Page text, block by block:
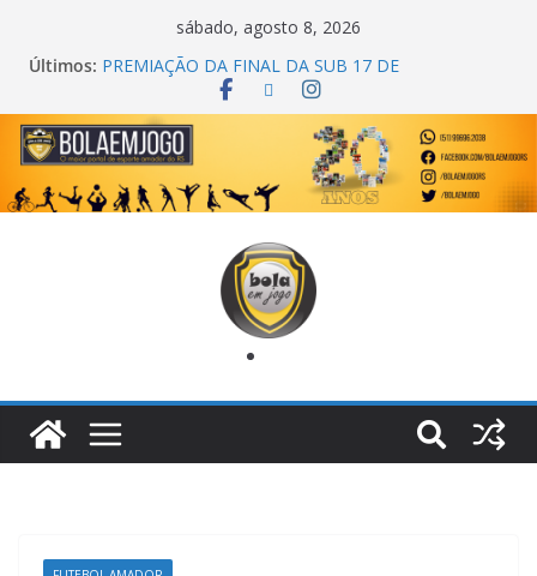
sábado, agosto 8, 2026
Últimos: PREMIAÇÃO DA FINAL DA SUB 17 DE
CACHOEIRINHA
AGEC CAMPEÃ DA 1ª COPA DA AMIZADE
CROSS FUT SM CAMPEÃ DO TORNEIO TURBO
AUTO CENTER
ONZE UNIDOS É BICAMPEÃO DA SUPER LIGA
METROPOLITANA